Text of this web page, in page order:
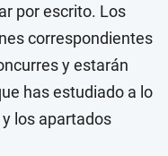
por escrito. Los
correspondientes
y estarán
has estudiado a lo
los apartados